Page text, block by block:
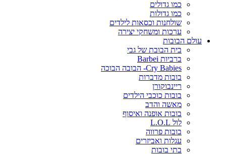
כמו גדולים
כמו גדולות
שולחנות וכסאות לילדים
ערכות ומשחקי יצירה
עולם הבובות
בית הבובת של גבי
ברביות Barbei
Cry Babies- הבובה הבוכה
בובות מדברות
ריינבוקורן
בובות כוכבי הילדים
מאשה והדב
בובות אופנה ואיסוף
לול L.O.L
בובות פרווה
עגלות ואביזרים
בתי בובות